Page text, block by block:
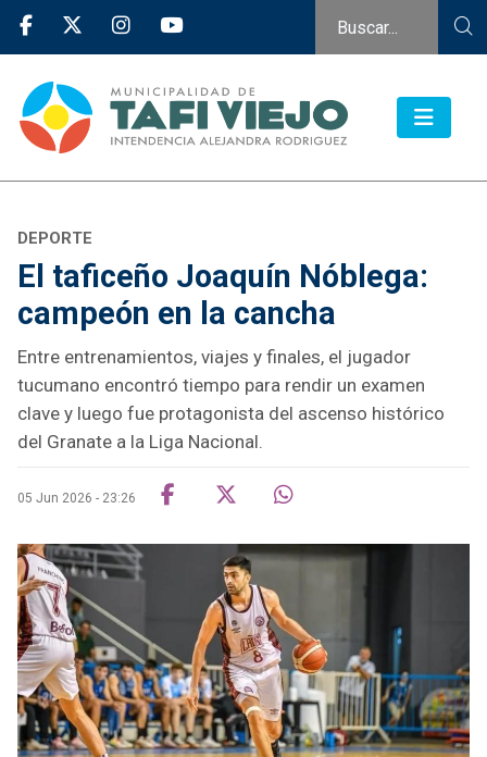
DEPORTE
El taficeño Joaquín Nóblega:
campeón en la cancha
Entre entrenamientos, viajes y finales, el jugador
tucumano encontró tiempo para rendir un examen
clave y luego fue protagonista del ascenso histórico
del Granate a la Liga Nacional.
05 Jun 2026 - 23:26